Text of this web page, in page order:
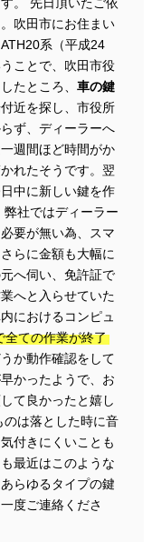
吹田市にお住まい
系（平成24
ことで、吹田市役
たところ、 車の鍵
近を探し、市役所
ず、ディーラーへ
週間ほど時間がか
れたそうです。翌
中に新しい鍵を作
社ではディーラー
要が無い為、スマ
らに金額も大幅に
へ伺い、免許証で
へと入らせていた
におけるコンピュ
全ての作業が終了
か動作確認をして
かったようで、お
て良かったと嬉し
は落とした時に音
付きにくいことも
最近はこのような
らゆるタイプの鍵
度ご連絡くださ